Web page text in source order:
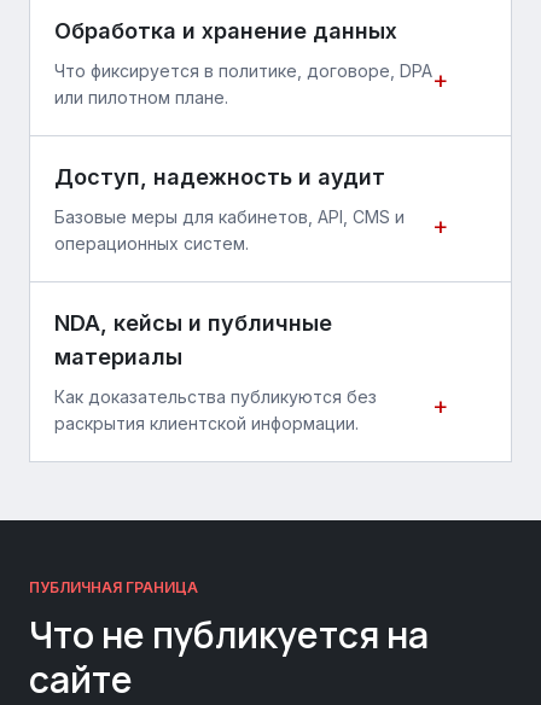
Обработка и хранение данных
Что фиксируется в политике, договоре, DPA
или пилотном плане.
+
Доступ, надежность и аудит
Базовые меры для кабинетов, API, CMS и
операционных систем.
+
NDA, кейсы и публичные
материалы
Как доказательства публикуются без
раскрытия клиентской информации.
+
ПУБЛИЧНАЯ ГРАНИЦА
Что не публикуется на
сайте